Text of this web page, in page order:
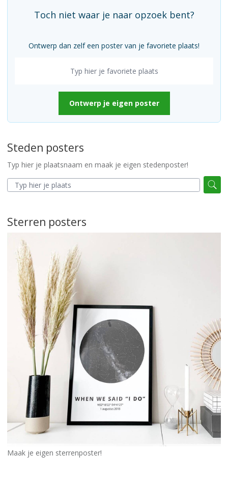
Toch niet waar je naar opzoek bent?
Ontwerp dan zelf een poster van je favoriete plaats!
Ontwerp je eigen poster
Steden posters
Typ hier je plaatsnaam en maak je eigen stedenposter!
Sterren posters
Maak je eigen sterrenposter!